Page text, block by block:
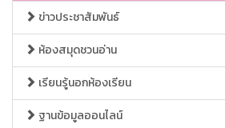
ข่าวประชาสัมพันธ์
ห้องสมุดชวนอ่าน
เรียนรู้นอกห้องเรียน
ฐานข้อมูลออนไลน์